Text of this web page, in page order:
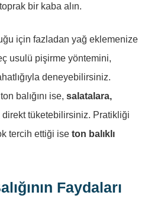
bir kaba alın.
için fazladan yağ eklemenize
usulü pişirme yöntemini,
deneyebilirsiniz.
balığını ise, salatalara,
tüketebilirsiniz. Pratikliği
tercih ettiği ise ton balıklı
Faydaları